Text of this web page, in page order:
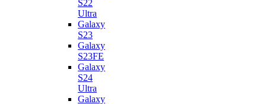
S22
Ultra
Galaxy
S23
Galaxy
S23FE
Galaxy
S24
Ultra
Galaxy